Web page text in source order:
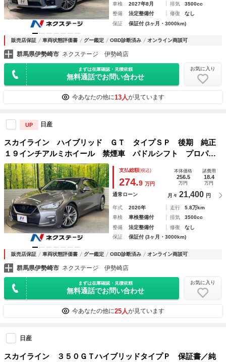
車検
2027年8月 排気
3500cc
整備
法定整備付 修復
なし
保証
保証付 (3ヶ月・3000km)
販売店保証 車両状態評価書 グー鑑定 OBD診断済み オンライン商談可
群馬県伊勢崎市 ネクステージ 伊勢崎店
まずは在庫確認・見積依頼
無料通話でお問い合わせ
お気に入り
今あなたの他に13人が見ています
UP 日産
スカイライン ハイブリッド ＧＴ タイプＳＰ 後期 純正
１９インチアルミホイール 禁煙車 パドルシフト プロパイ
ロット２．０ メーカー８型ナビ 全方位カメラ 黒革シー
ト メモリ付きパワーシート ＬＥＤヘッドライト ヘッドア
ップディスプレイ
支払総額(税込)
274.9 万円
本体価格
256.5
万円
諸費用
18.4
万円
通常ローン 月々 21,400 円
年式 2020年 走行
5.8万km
車検
車検整備付 排気
3500cc
整備
法定整備付 修復
なし
保証
保証付 (3ヶ月・3000km)
販売店保証 車両状態評価書 グー鑑定 OBD診断済み オンライン商談可
群馬県伊勢崎市 ネクステージ 伊勢崎店
まずは在庫確認・見積依頼
無料通話でお問い合わせ
お気に入り
今あなたの他に25人が見ています
日産
スカイライン ３５０ＧＴハイブリッドタイプＰ 保証書／純